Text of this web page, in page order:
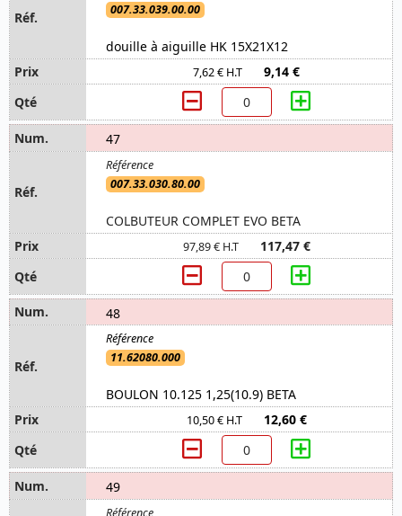
007.33.039.00.00
douille à aiguille HK 15X21X12
7,62 € H.T 9,14 €
47
007.33.030.80.00
COLBUTEUR COMPLET EVO BETA
97,89 € H.T 117,47 €
48
11.62080.000
BOULON 10.125 1,25(10.9) BETA
10,50 € H.T 12,60 €
49